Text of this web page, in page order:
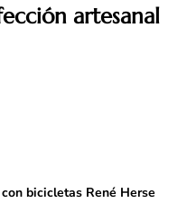
artesanal
bicicletas René Herse